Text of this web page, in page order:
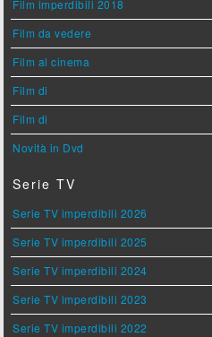
Film imperdibili 2018
Film da vedere
Film al cinema
Film di
Film di
Novità in Dvd
Serie TV
Serie TV imperdibili 2026
Serie TV imperdibili 2025
Serie TV imperdibili 2024
Serie TV imperdibili 2023
Serie TV imperdibili 2022